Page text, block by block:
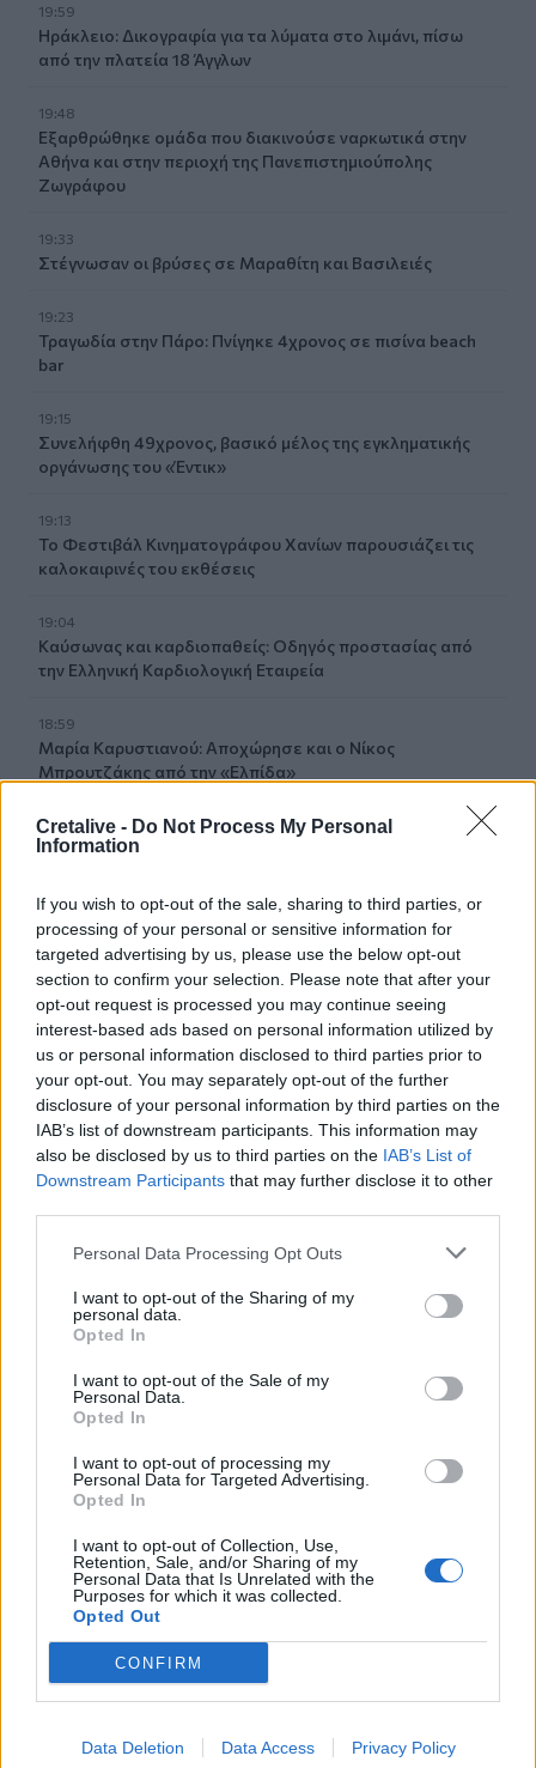
Cretalive - Do Not Process My Personal
Information
If you wish to opt-out of the sale, sharing to third parties, or
processing of your personal or sensitive information for
targeted advertising by us, please use the below opt-out
section to confirm your selection. Please note that after your
opt-out request is processed you may continue seeing
interest-based ads based on personal information utilized by
us or personal information disclosed to third parties prior to
your opt-out. You may separately opt-out of the further
disclosure of your personal information by third parties on the
IAB’s list of downstream participants. This information may
also be disclosed by us to third parties on the IAB’s List of
Downstream Participants that may further disclose it to other
Personal Data Processing Opt Outs
I want to opt-out of the Sharing of my
personal data.
Opted In
I want to opt-out of the Sale of my
Personal Data.
Opted In
I want to opt-out of processing my
Personal Data for Targeted Advertising.
Opted In
I want to opt-out of Collection, Use,
Retention, Sale, and/or Sharing of my
Personal Data that Is Unrelated with the
Purposes for which it was collected.
Opted Out
CONFIRM
Data Deletion Data Access Privacy Policy
19:59
Ηράκλειο: Δικογραφία για τα λύματα στο λιμάνι, πίσω
από την πλατεία 18 Άγγλων
19:48
Εξαρθρώθηκε ομάδα που διακινούσε ναρκωτικά στην
Αθήνα και στην περιοχή της Πανεπιστημιούπολης
Ζωγράφου
19:33
Στέγνωσαν οι βρύσες σε Μαραθίτη και Βασιλειές
19:23
Τραγωδία στην Πάρο: Πνίγηκε 4χρονος σε πισίνα beach
bar
19:15
Συνελήφθη 49χρονος, βασικό μέλος της εγκληματικής
οργάνωσης του «Έντικ»
19:13
Το Φεστιβάλ Κινηματογράφου Χανίων παρουσιάζει τις
καλοκαιρινές του εκθέσεις
19:04
Καύσωνας και καρδιοπαθείς: Οδηγός προστασίας από
την Ελληνική Καρδιολογική Εταιρεία
18:59
Μαρία Καρυστιανού: Αποχώρησε και ο Νίκος
Μπρουτζάκης από την «Ελπίδα»
18:58
Ένας σοβαρά τραυματίας από τροχαίο με γουρούνα στην
18:55
Η πρώτη ομάδα που συλλυπήθηκε για τον χαμό του
πατέρα του Μέσι
18:45
Τα «Παραμύθια του Σαββάτου»… πάνε διακοπές!
18:38
Μυστήριο 3.500 ετών στη Σαντορίνη: Ο 15χρονος που δεν
πρόλαβε να ξεφύγει από το τσουνάμι μπορεί ν' αλλάξει
τη χρονολογία της μεγάλης έκρηξης
ΟΦΗ: Έκλεισε τον Λορέντσο Ντίκμαν
ΕΛΓΕΚΑ: Προληπτική ανάκληση γνωστής μαρμελάδας
ΣΧΕΤΙΚA AΡΘΡΑ
Καλύτερη η εικόνα της φωτιάς στη Μικρή Βίγλα της
Καλύτερη η εικόνα της φωτιάς στη
Καλύτερη η εικόνα της φωτιάς
στη Μικρή Βίγλα της Νάξου